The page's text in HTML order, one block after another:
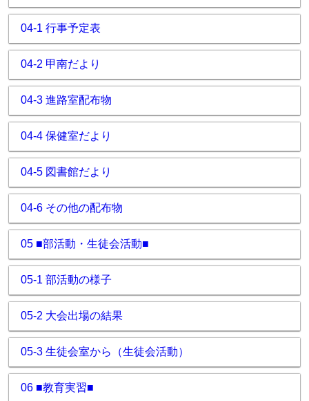
04-1 行事予定表
04-2 甲南だより
04-3 進路室配布物
04-4 保健室だより
04-5 図書館だより
04-6 その他の配布物
05 ■部活動・生徒会活動■
05-1 部活動の様子
05-2 大会出場の結果
05-3 生徒会室から（生徒会活動）
06 ■教育実習■